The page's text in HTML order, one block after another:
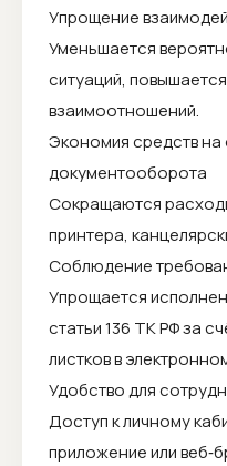
Упрощение
Уменьшается
ситуаций,
взаимоотношений.
Экономия средств
документооборота
Сокращаются
принтера,
Соблюдение
Упрощается
статьи 136 ТК РФ за
листков в
Удобство для
Доступ к личному
приложение или